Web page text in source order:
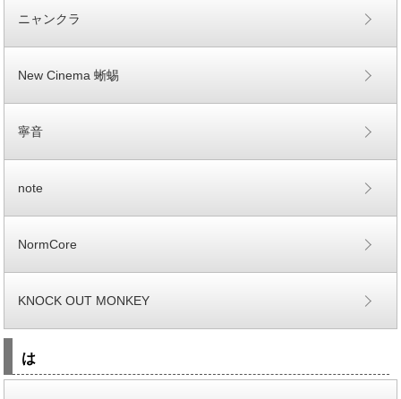
ニャンクラ
New Cinema 蜥蜴
寧音
note
NormCore
KNOCK OUT MONKEY
は